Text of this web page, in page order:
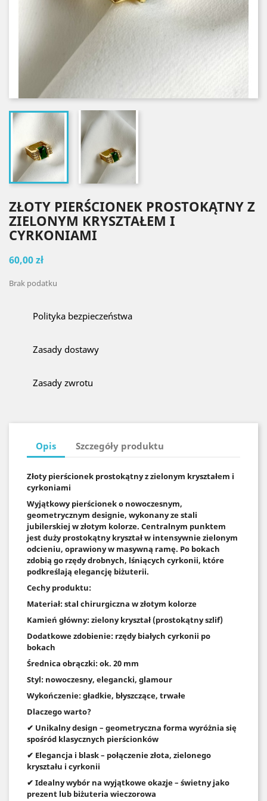
ZŁOTY PIERŚCIONEK PROSTOKĄTNY Z
ZIELONYM KRYSZTAŁEM I
CYRKONIAMI
60,00 zł
Brak podatku
Polityka bezpieczeństwa
Zasady dostawy
Zasady zwrotu
Opis Szczegóły produktu
Złoty pierścionek prostokątny z zielonym kryształem i
cyrkoniami
Wyjątkowy pierścionek o nowoczesnym,
geometrycznym designie, wykonany ze stali
jubilerskiej w złotym kolorze. Centralnym punktem
jest duży prostokątny kryształ w intensywnie zielonym
odcieniu, oprawiony w masywną ramę. Po bokach
zdobią go rzędy drobnych, lśniących cyrkonii, które
podkreślają elegancję biżuterii.
Cechy produktu:
Materiał: stal chirurgiczna w złotym kolorze
Kamień główny: zielony kryształ (prostokątny szlif)
Dodatkowe zdobienie: rzędy białych cyrkonii po
bokach
Średnica obrączki: ok. 20 mm
Styl: nowoczesny, elegancki, glamour
Wykończenie: gładkie, błyszczące, trwałe
Dlaczego warto?
✔ Unikalny design – geometryczna forma wyróżnia się
spośród klasycznych pierścionków
✔ Elegancja i blask – połączenie złota, zielonego
kryształu i cyrkonii
✔ Idealny wybór na wyjątkowe okazje – świetny jako
prezent lub biżuteria wieczorowa